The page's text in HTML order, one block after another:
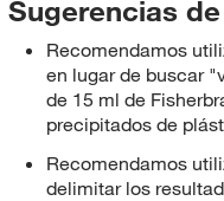
Sugerencias
Recomendamos
en lugar de buscar
de 15 ml de
precipitados de
Recomendamos
delimitar los